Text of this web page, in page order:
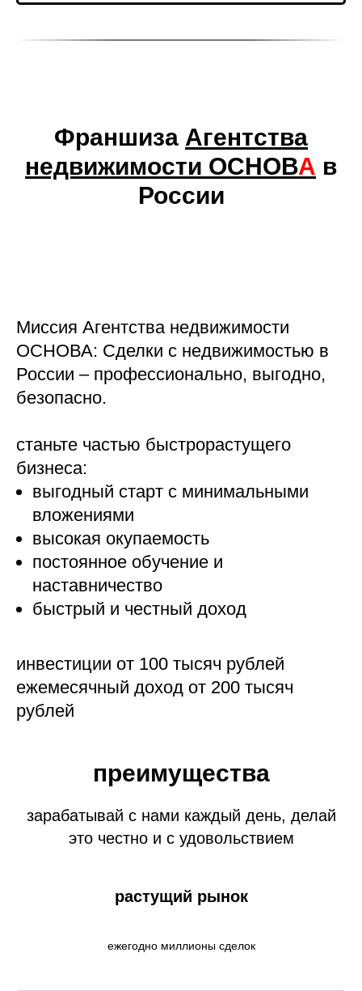
Франшиза Агентства
недвижимости ОСНОВА в
России
Миссия Агентства недвижимости
ОСНОВА: Сделки с недвижимостью в
России – профессионально, выгодно,
безопасно.
станьте частью быстрорастущего
бизнеса:
выгодный старт с минимальными
вложениями
высокая окупаемость
постоянное обучение и
наставничество
быстрый и честный доход
инвестиции от 100 тысяч рублей
ежемесячный доход от 200 тысяч
рублей
преимущества
зарабатывай с нами каждый день, делай
это честно и с удовольствием
растущий рынок
ежегодно миллионы сделок